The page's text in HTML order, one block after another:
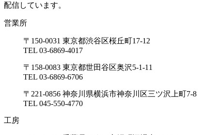
配信しています。
営業所
〒150-0031 東京都渋谷区桜丘町17-12
TEL 03-6869-4017
〒158-0083 東京都世田谷区奥沢5-1-11
TEL 03-6869-6706
〒221-0856 神奈川県横浜市神奈川区三ツ沢上町7-8
TEL 045-550-4770
工房